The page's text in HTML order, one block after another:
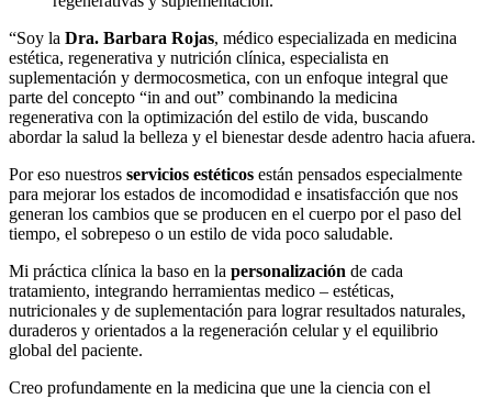
“Soy la Dra. Barbara Rojas, médico especializada en medicina
estética, regenerativa y nutrición clínica, especialista en
suplementación y dermocosmetica, con un enfoque integral que
parte del concepto “in and out” combinando la medicina
regenerativa con la optimización del estilo de vida, buscando
abordar la salud la belleza y el bienestar desde adentro hacia afuera.
Por eso nuestros servicios estéticos están pensados especialmente
para mejorar los estados de incomodidad e insatisfacción que nos
generan los cambios que se producen en el cuerpo por el paso del
tiempo, el sobrepeso o un estilo de vida poco saludable.
Mi práctica clínica la baso en la personalización de cada
tratamiento, integrando herramientas medico – estéticas,
nutricionales y de suplementación para lograr resultados naturales,
duraderos y orientados a la regeneración celular y el equilibrio
global del paciente.
Creo profundamente en la medicina que une la ciencia con el